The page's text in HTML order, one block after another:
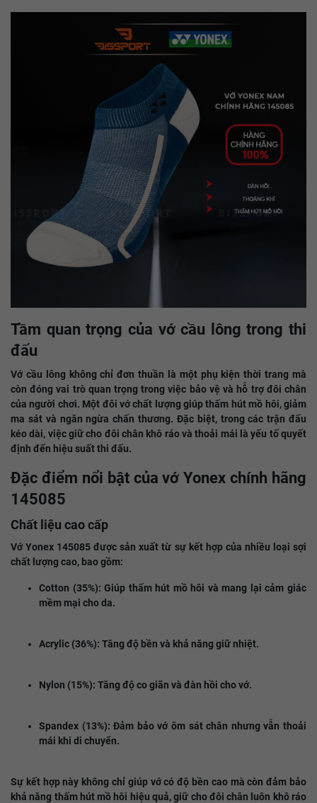
Tầm quan trọng của vớ cầu lông trong thi
đấu
Vớ cầu lông không chỉ đơn thuần là một phụ kiện thời trang mà
còn đóng vai trò quan trọng trong việc bảo vệ và hỗ trợ đôi chân
của người chơi. Một đôi vớ chất lượng giúp thấm hút mồ hôi, giảm
ma sát và ngăn ngừa chấn thương. Đặc biệt, trong các trận đấu
kéo dài, việc giữ cho đôi chân khô ráo và thoải mái là yếu tố quyết
định đến hiệu suất thi đấu.
Đặc điểm nổi bật của vớ Yonex chính hãng
145085
Chất liệu cao cấp
Vớ Yonex 145085 được sản xuất từ sự kết hợp của nhiều loại sợi
chất lượng cao, bao gồm:
Cotton (35%): Giúp thấm hút mồ hôi và mang lại cảm giác
mềm mại cho da.
Acrylic (36%): Tăng độ bền và khả năng giữ nhiệt.
Nylon (15%): Tăng độ co giãn và đàn hồi cho vớ.
Spandex (13%): Đảm bảo vớ ôm sát chân nhưng vẫn thoải
mái khi di chuyển.
Sự kết hợp này không chỉ giúp vớ có độ bền cao mà còn đảm bảo
khả năng thấm hút mồ hôi hiệu quả, giữ cho đôi chân luôn khô ráo